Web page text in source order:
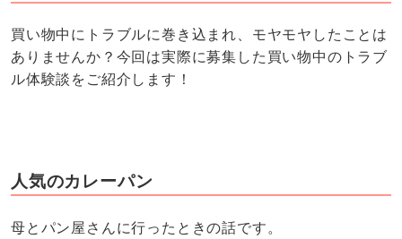
買い物中にトラブルに巻き込まれ、モヤモヤしたことは
ありませんか？今回は実際に募集した買い物中のトラブ
ル体験談をご紹介します！
人気のカレーパン
母とパン屋さんに行ったときの話です。